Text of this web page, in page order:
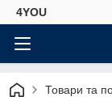
4YOU
Товари та